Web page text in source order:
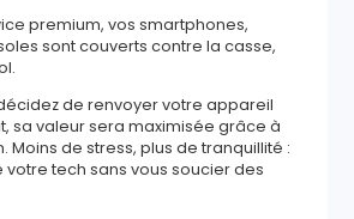
premium, vos smartphones,
sont couverts contre la casse,
de renvoyer votre appareil
sa valeur sera maximisée grâce à
Moins de stress, plus de tranquillité :
votre tech sans vous soucier des